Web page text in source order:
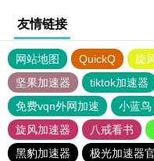
友情链接
网站地图 QuickQ 旋
坚果加速器
tiktok加速器
免费vqn外网加速
小蓝鸟
旋风加速器
八戒看书
黑豹加速器
极光加速器